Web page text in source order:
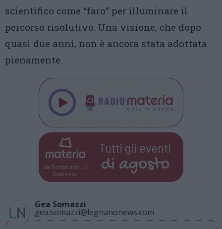
scientifico come “faro” per illuminare il
percorso risolutivo. Una visione, che dopo
quasi due anni, non è ancora stata adottata
pienamente.
Via Confalonieri, 5
Castronno
Tutti gli eventi
di agosto
Gea Somazzi
gea.somazzi@legnanonews.com